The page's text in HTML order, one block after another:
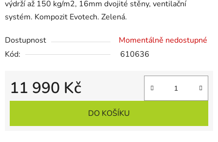
výdrží až 150 kg/m2, 16mm dvojité stěny, ventilační
systém. Kompozit Evotech. Zelená.
Dostupnost
Momentálně nedostupné
Kód:
610636
11 990 Kč
Měrná cena:
DO KOŠÍKU